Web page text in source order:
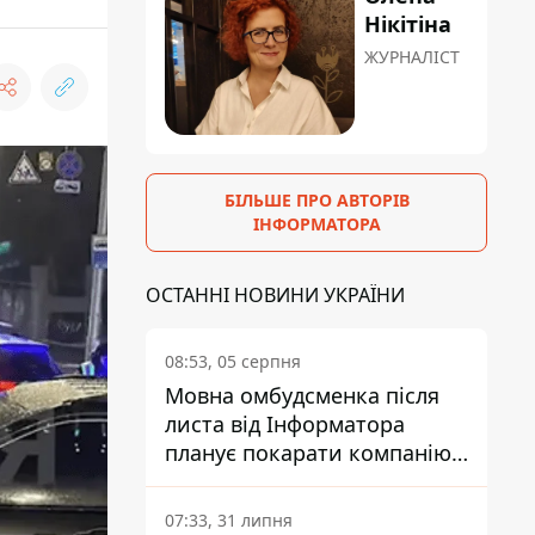
Нікітіна
ЖУРНАЛІСТ
БІЛЬШЕ ПРО АВТОРІВ
ІНФОРМАТОРА
ОСТАННІ НОВИНИ УКРАЇНИ
08:53, 05 серпня
Мовна омбудсменка після
листа від Інформатора
планує покарати компанію-
підрядника ПриватБанку
07:33, 31 липня